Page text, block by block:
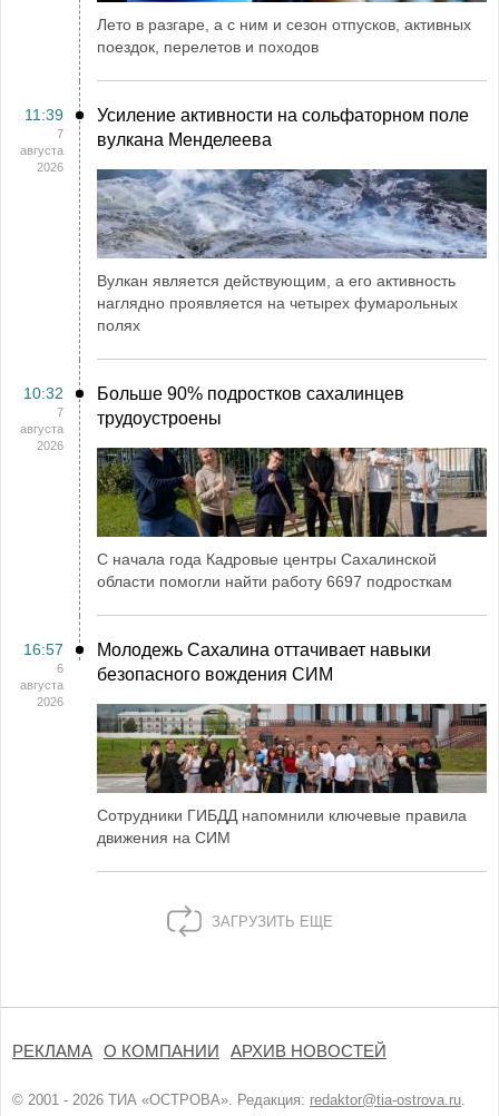
Лето в разгаре, а с ним и сезон отпусков, активных
поездок, перелетов и походов
11:39
7
августа
2026
Усиление активности на сольфаторном поле
вулкана Менделеева
Вулкан является действующим, а его активность
наглядно проявляется на четырех фумарольных
полях
10:32
7
августа
2026
Больше 90% подростков сахалинцев
трудоустроены
С начала года Кадровые центры Сахалинской
области помогли найти работу 6697 подросткам
16:57
6
августа
2026
Молодежь Сахалина оттачивает навыки
безопасного вождения СИМ
Сотрудники ГИБДД напомнили ключевые правила
движения на СИМ
ЗАГРУЗИТЬ ЕЩЕ
РЕКЛАМА О КОМПАНИИ АРХИВ НОВОСТЕЙ
© 2001 - 2026 ТИА «ОСТРОВА». Редакция: redaktor@tia-ostrova.ru.